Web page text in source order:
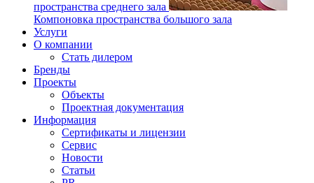
пространства среднего зала
Компоновка пространства большого зала
Услуги
О компании
Стать дилером
Бренды
Проекты
Объекты
Проектная документация
Информация
Сертификаты и лицензии
Сервис
Новости
Статьи